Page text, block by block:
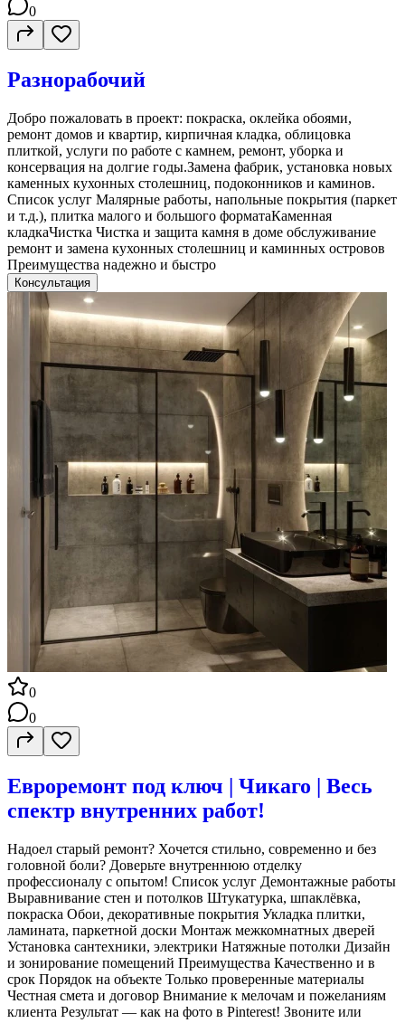
0
Разнорабочий
Добро пожаловать в проект: покраска, оклейка обоями,
ремонт домов и квартир, кирпичная кладка, облицовка
плиткой, услуги по работе с камнем, ремонт, уборка и
консервация на долгие годы.Замена фабрик, установка новых
каменных кухонных столешниц, подоконников и каминов.
Список услуг Малярные работы, напольные покрытия (паркет
и т.д.), плитка малого и большого форматаКаменная
кладкаЧистка Чистка и защита камня в доме обслуживание
ремонт и замена кухонных столешниц и каминных островов
Преимущества надежно и быстро
Консультация
0
0
Евроремонт под ключ | Чикаго | Весь
спектр внутренних работ!
Надоел старый ремонт? Хочется стильно, современно и без
головной боли? Доверьте внутреннюю отделку
профессионалу с опытом! Список услуг Демонтажные работы
Выравнивание стен и потолков Штукатурка, шпаклёвка,
покраска Обои, декоративные покрытия Укладка плитки,
ламината, паркетной доски Монтаж межкомнатных дверей
Установка сантехники, электрики Натяжные потолки Дизайн
и зонирование помещений Преимущества Качественно и в
срок Порядок на объекте Только проверенные материалы
Честная смета и договор Внимание к мелочам и пожеланиям
клиента Результат — как на фото в Pinterest! Звоните или